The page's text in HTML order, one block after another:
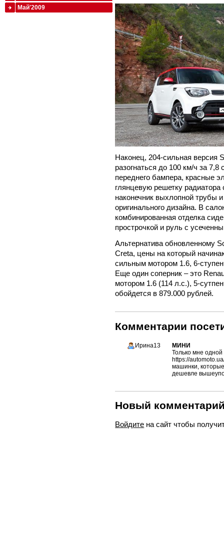
Наконец, 204-сильная версия
разогнаться до 100 км/ч за
переднего бампера, красные
глянцевую решетку
наконечник выхлопной трубы
оригинального дизайна. В
комбинированная отделка
прострочкой и руль с
Альтернатива обновленному
Creta, цены на который
сильным мотором 1.6, 6-
Еще один соперник – это
мотором 1.6 (114 л.с.), 5-
обойдется в 879.000 рублей.
Комментарии
Ирина13
МИНИ
Только мне
https://
машинки,
дешевле
Новый
Войдите на сайт чтобы
Май'2009